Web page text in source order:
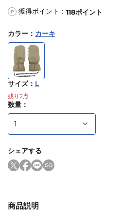
P 獲得ポイント： 118ポイント
カラー ： カーキ
サイズ： L
残り 2 点
数量：
シェアする
商品説明